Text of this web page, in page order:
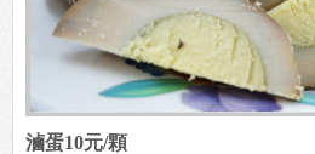
滷蛋10元/顆